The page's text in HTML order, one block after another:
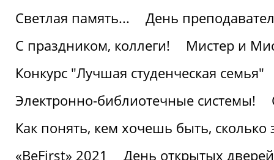
Светлая память...
День
С праздником, коллеги!
Мистер и
Конкурс "Лучшая студенческая семья"
Электронно-библиотечные системы!
Как понять, кем хочешь быть, сколько
«BeFirst» 2021
День открытых